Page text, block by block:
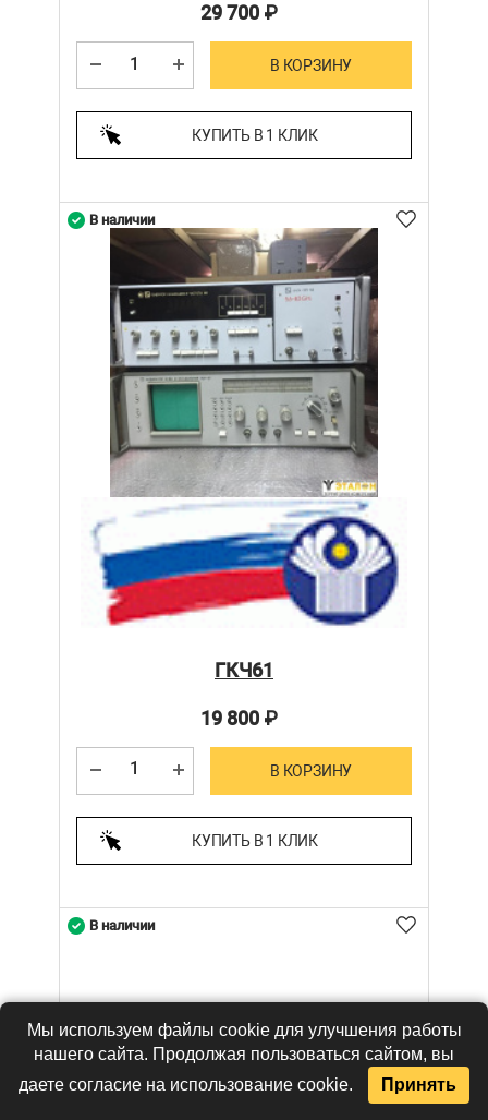
29 700₽
В КОРЗИНУ
КУПИТЬ В 1 КЛИК
ГКЧ61
19 800₽
В КОРЗИНУ
КУПИТЬ В 1 КЛИК
В наличии
В наличии
Мы используем файлы cookie для улучшения работы
нашего сайта. Продолжая пользоваться сайтом, вы
даете согласие на использование cookie.
Принять